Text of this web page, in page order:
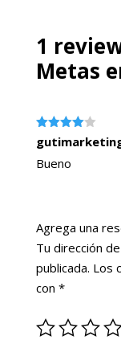
1
Metas
Valorado
con4de
5
Bueno
Agrega una
Tu dirección
publicada. Los
con *